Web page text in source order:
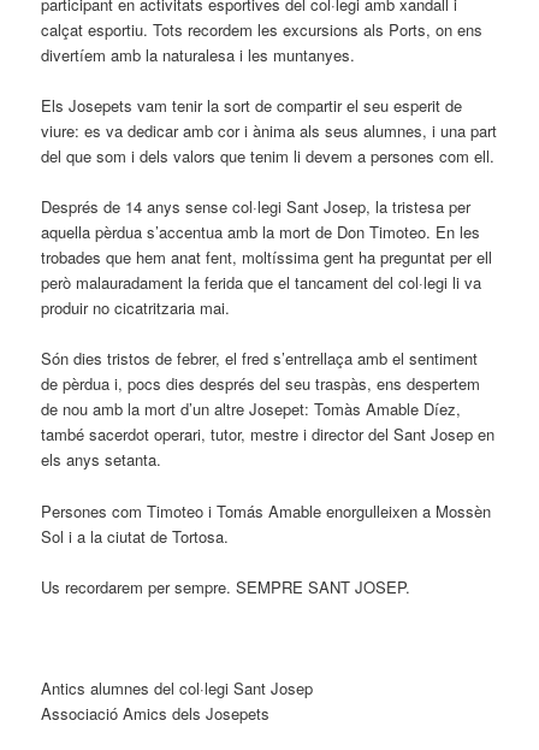
calçat esportiu. Tots recordem les excursions als Ports, on ens
divertíem amb la naturalesa i les muntanyes.
Els Josepets vam tenir la sort de compartir el seu esperit de
viure: es va dedicar amb cor i ànima als seus alumnes, i una part
del que som i dels valors que tenim li devem a persones com ell.
Després de 14 anys sense col·legi Sant Josep, la tristesa per
aquella pèrdua s’accentua amb la mort de Don Timoteo. En les
trobades que hem anat fent, moltíssima gent ha preguntat per ell
però malauradament la ferida que el tancament del col·legi li va
produir no cicatritzaria mai.
Són dies tristos de febrer, el fred s’entrellaça amb el sentiment
de pèrdua i, pocs dies després del seu traspàs, ens despertem
de nou amb la mort d’un altre Josepet: Tomàs Amable Díez,
també sacerdot operari, tutor, mestre i director del Sant Josep en
els anys setanta.
Persones com Timoteo i Tomás Amable enorgulleixen a Mossèn
Sol i a la ciutat de Tortosa.
Us recordarem per sempre. SEMPRE SANT JOSEP.
Antics alumnes del col·legi Sant Josep
Associació Amics dels Josepets